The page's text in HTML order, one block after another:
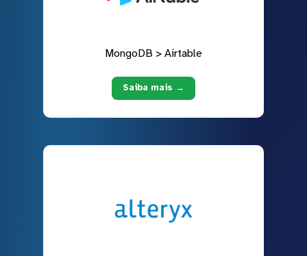
MongoDB > Airtable
Saiba mais →